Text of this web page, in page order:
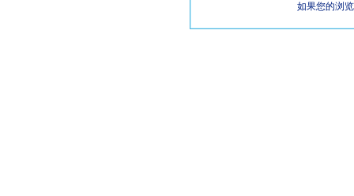
如果您的浏